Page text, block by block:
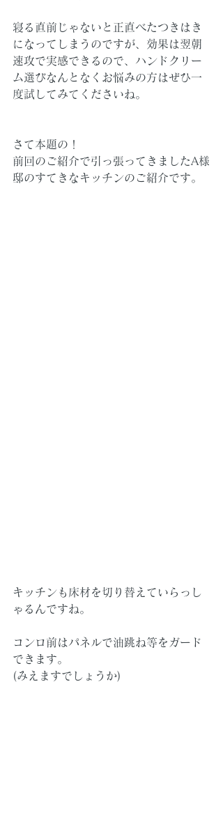
寝る直前じゃないと正直べたつきはき
になってしまうのですが、効果は翌朝
速攻で実感できるので、ハンドクリー
ム選びなんとなくお悩みの方はぜひ一
度試してみてくださいね。
さて本題の！
前回のご紹介で引っ張ってきましたA様
邸のすてきなキッチンのご紹介です。
キッチンも床材を切り替えていらっし
ゃるんですね。
コンロ前はパネルで油跳ね等をガード
できます。
(みえますでしょうか)